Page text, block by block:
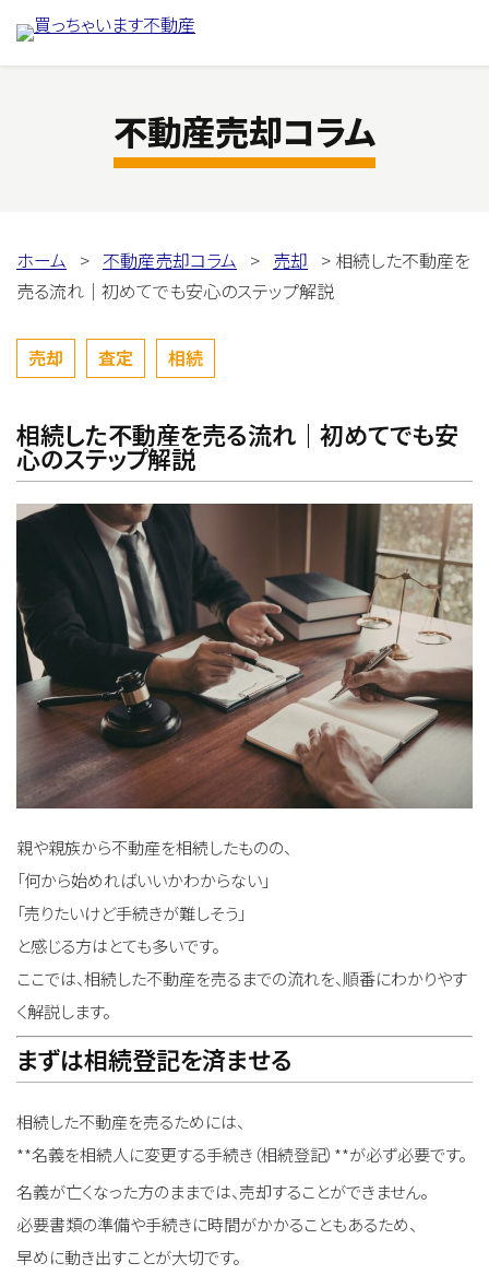
不動産売却コラム
ホーム > 不動産売却コラム > 売却 > 相続した不動産を
売る流れ｜初めてでも安心のステップ解説
売却 査定 相続
相続した不動産を売る流れ｜初めてでも安
心のステップ解説
親や親族から不動産を相続したものの、
「何から始めればいいかわからない」
「売りたいけど手続きが難しそう」
と感じる方はとても多いです。
ここでは、相続した不動産を売るまでの流れを、順番にわかりやす
く解説します。
まずは相続登記を済ませる
相続した不動産を売るためには、
**名義を相続人に変更する手続き（相続登記）**が必ず必要です。
名義が亡くなった方のままでは、売却することができません。
必要書類の準備や手続きに時間がかかることもあるため、
早めに動き出すことが大切です。